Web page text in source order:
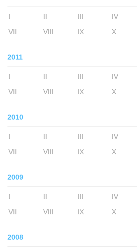
I II III IV
VII
VIII IX X
2011
I II III IV
VII
VIII IX X
2010
I II III IV
VII
VIII IX X
2009
I II III IV
VII
VIII IX X
2008